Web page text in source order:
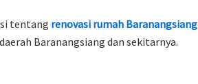
tentang renovasi rumah Baranangsiang
Baranangsiang dan sekitarnya.